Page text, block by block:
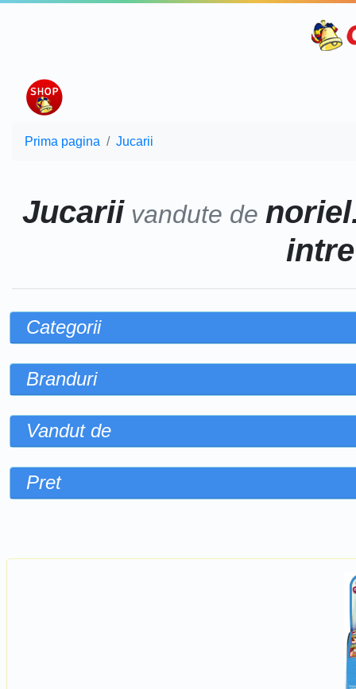
Prima pagina Jucarii
Jucarii vandute de
Categorii
Branduri
Vandut de
Pret